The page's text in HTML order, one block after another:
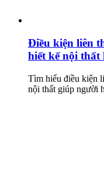
Điều kiện liên
hiết kế nội thất
Tìm hiểu điều kiện
nội thất giúp người